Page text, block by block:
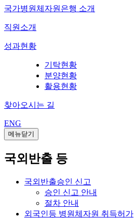
국가병원체자원은행 소개
직원소개
성과현황
기탁현황
분양현황
활용현황
찾아오시는 길
ENG
메뉴닫기
국외반출 등
국외반출승인 신고
승인 신고 안내
절차 안내
외국인등 병원체자원 취득허가